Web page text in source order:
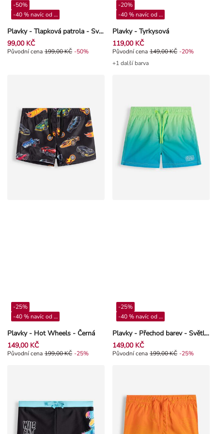
Plavky - Tlapková patrola - Světle modrá
-50%
-40 % navíc od 4**
99,00 KČ
Původní cena 199,00 Kč, Sleva -50%
Původní cena 199,00 KČ -50%
Plavky - Tyrkysová
-20%
-40 % navíc od 4**
119,00 KČ
Původní cena 149,00 Kč, Sleva -
Původní cena 149,00 KČ -20%
+1 další barva
Plavky - Hot Wheels - Černá
-25%
-40 % navíc od 4**
149,00 KČ
Původní cena 199,00 Kč, Sleva -25%
Původní cena 199,00 KČ -25%
Plavky - Přechod barev - Světle zelená
-25%
-40 % navíc od 4**
149,00 KČ
Původní cena 199,00 Kč, Sleva -
Původní cena 199,00 KČ -25%